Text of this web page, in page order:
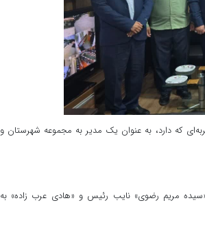
که دارد، به عنوان یک مدیر به مجموعه شهرستان و
مریم رضوی» نایب رئیس و «هادی عرب زاده» به